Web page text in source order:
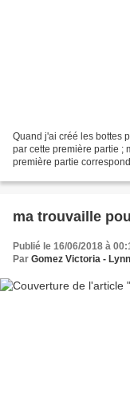
Quand j'ai créé les bottes
par cette première partie ;
première partie
ma trouvaille
Publié le 16/06/2018 à
Par Gomez Victoria - Lynn